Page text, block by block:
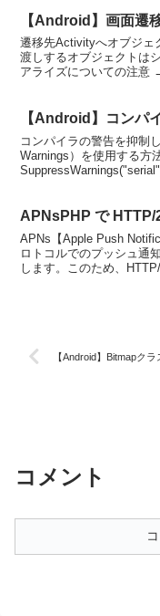
【Android】画面遷
遷移先Activityへオブジェ
渡しするオブジェクトは
アライズについての注意
【Android】コンパ
コンパイラの警告を抑制
Warnings）を使用する方
APNsPHP で HTTP/
APNs【Apple Push
ロトコルでのプッシュ通
します。このため、
【Android】Bitmapクラ
コメント